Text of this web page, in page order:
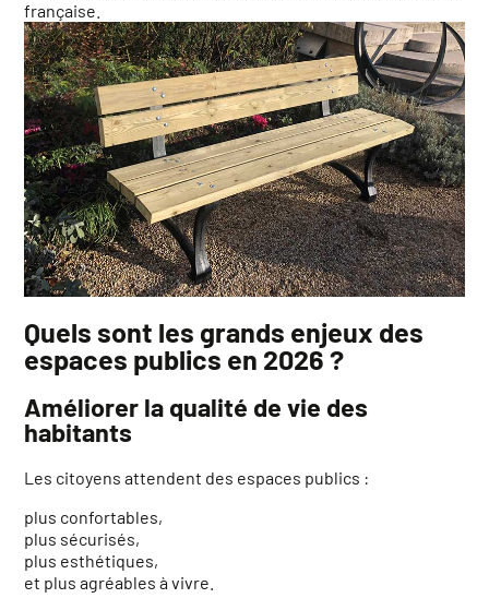
française.
Quels sont les grands enjeux des
espaces publics en 2026 ?
Améliorer la qualité de vie des
habitants
Les citoyens attendent des espaces publics :
plus confortables,
plus sécurisés,
plus esthétiques,
et plus agréables à vivre.